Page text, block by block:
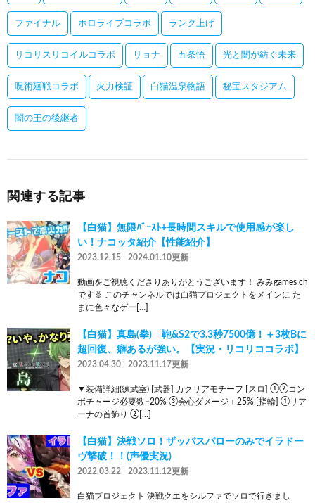
ファイナル ホロライブコラボ ランク上げ
リコリスリコイルコラボ リョナ 五条悟 光と闇が紡ぐ未来
呪術廻戦コラボ 火力検証 白猫温泉物語 秘宝スタジアム
闇の王の後継者
関連する記事
【白猫】無限ﾊﾞｰｽﾄ+長時間スキルで使用感が楽し
い！ナコッタ紹介【性能紹介】
2023.12.15 2024.01.10更新
動画をご視聴くださりありがとうございます！ みみgames ch
です🐰 このチャンネルでは白猫プロジェクトをメインに た
まに色々なゲー[…]
【白猫】真島(拳) 鞄&S2で3.3秒7500億！＋3枚Bに
超回復、癖あるが強い。【実況・リコリココラボ】
2023.04.30 2023.11.17更新
▼装備詳細(練武室) [武器] カクリアモチーフ [スロ] ①②コン
ボチャージ必要数−20% ③会心ダメージ＋25% [指輪] ①リア
ーナの首飾り ②[…]
【白猫】決戦ソロ！ザッパスパローのみでイラドー
ヴ撃破！！(声優実況)
2022.03.22 2023.11.12更新
白猫プロジェクト 決戦クエをシルファでソロで行きまし